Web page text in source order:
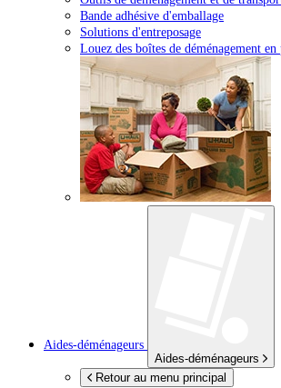
Bande adhésive d'emballage
Solutions d'entreposage
Louez des boîtes de déménagement en
Aides-déménageurs
Aides-déménageurs
Retour au menu principal